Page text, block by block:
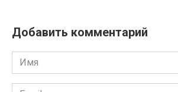
Добавить комментарий
Имя
Email